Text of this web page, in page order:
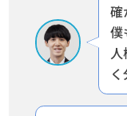
確
僕
く